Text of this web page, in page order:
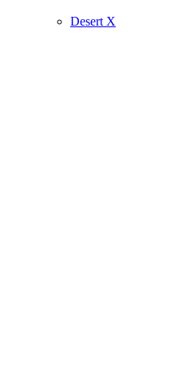
Desert X